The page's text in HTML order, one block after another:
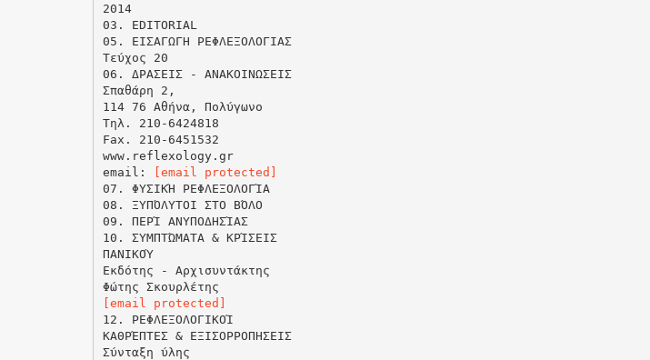
2014
03. EDITORIAL
05. ΕΙΣΑΓΩΓΗ ΡΕΦΛΕΞΟΛΟΓΙΑΣ
Τεύχος 20
06. ΔΡΑΣΕΙΣ - ΑΝΑΚΟΙΝΩΣΕΙΣ
Σπαθάρη 2,
114 76 Αθήνα, Πολύγωνο
Τηλ. 210-6424818
Fax. 210-6451532
www.reflexology.gr
email:
[email protected]
07. ΦΥΣΙΚΉ ΡΕΦΛΕΞΟΛΟΓΊΑ
08. ΞΥΠΌΛΥΤΟΙ ΣΤΟ ΒΌΛΟ
09. ΠΕΡΊ ΑΝΥΠΟΔΗΣΊΑΣ
10. ΣΥΜΠΤΏΜΑΤΑ & ΚΡΊΣΕΙΣ
ΠΑΝΙΚΟΎ
Εκδότης - Αρχισυντάκτης
[email protected]
12. ΡΕΦΛΕΞΟΛΟΓΙΚΟΊ
ΚΑΘΡΈΠΤΕΣ & ΕΞΙΣΟΡΡΟΠΗΣΕΙΣ
Σύνταξη ύλης